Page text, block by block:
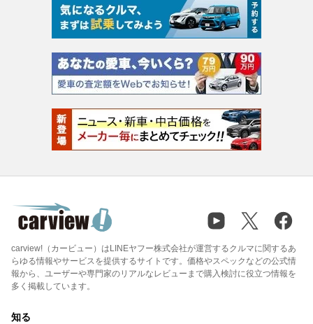
carview!（カービュー）はLINEヤフー株式会社が運営するクルマに関するあ
らゆる情報やサービスを提供するサイトです。価格やスペックなどの公式情
報から、ユーザーや専門家のリアルなレビューまで購入検討に役立つ情報を
多く掲載しています。
知る